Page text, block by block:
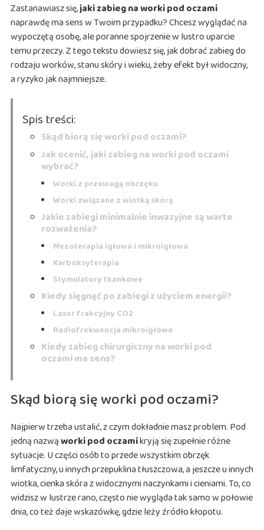
Zastanawiasz się,jaki zabieg na worki pod oczami
naprawdę ma sens w Twoim przypadku? Chcesz wyglądać na
wypoczętą osobę, ale poranne spojrzenie w lustro uparcie
temu przeczy. Z tego tekstu dowiesz się, jak dobrać zabieg do
rodzaju worków, stanu skóry i wieku, żeby efekt był widoczny,
a ryzyko jak najmniejsze.
Spis treści:
Skąd biorą się worki pod oczami?
Jak ocenić, jaki zabieg na worki pod oczami
wybrać?
Worki z przewagą obrzęku
Worki związane z wiotką skórą
Jakie zabiegi minimalnie inwazyjne są warte
rozważenia?
Mezoterapia igłowa i mikroigłowa
Karboksyterapia
Stymulatory tkankowe
Kiedy sięgnąć po zabiegi z użyciem energii?
Laser frakcyjny CO2
Radiofrekwencja mikroigłowa
Kiedy zabieg chirurgiczny na worki pod
oczami ma sens?
Skąd biorą się worki pod oczami?
Najpierw trzeba ustalić, z czym dokładnie masz problem. Pod
jedną nazwąworki pod oczamikryją się zupełnie różne
sytuacje. U części osób to przede wszystkim obrzęk
limfatyczny, u innych przepuklina tłuszczowa, a jeszcze u innych
wiotka, cienka skóra z widocznymi naczynkami i cieniami. To, co
widzisz w lustrze rano, często nie wygląda tak samo w połowie
dnia, co też daje wskazówkę, gdzie leży źródło kłopotu.